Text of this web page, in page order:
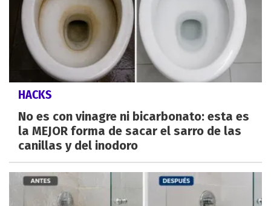
HACKS
No es con vinagre ni bicarbonato: esta es
la MEJOR forma de sacar el sarro de las
canillas y del inodoro